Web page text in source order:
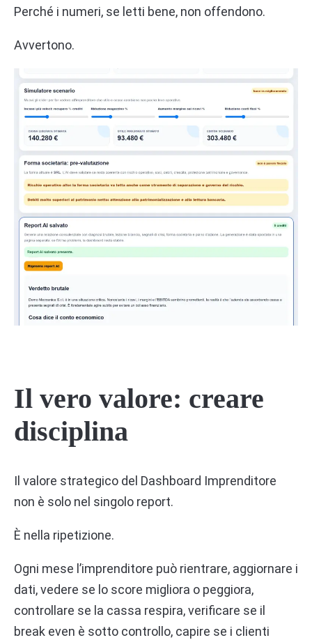
Perché i numeri, se letti bene, non offendono.
Avvertono.
Il vero valore: creare
disciplina
Il valore strategico del Dashboard Imprenditore
non è solo nel singolo report.
È nella ripetizione.
Ogni mese l’imprenditore può rientrare, aggiornare i
dati, vedere se lo score migliora o peggiora,
controllare se la cassa respira, verificare se il
break even è sotto controllo, capire se i clienti